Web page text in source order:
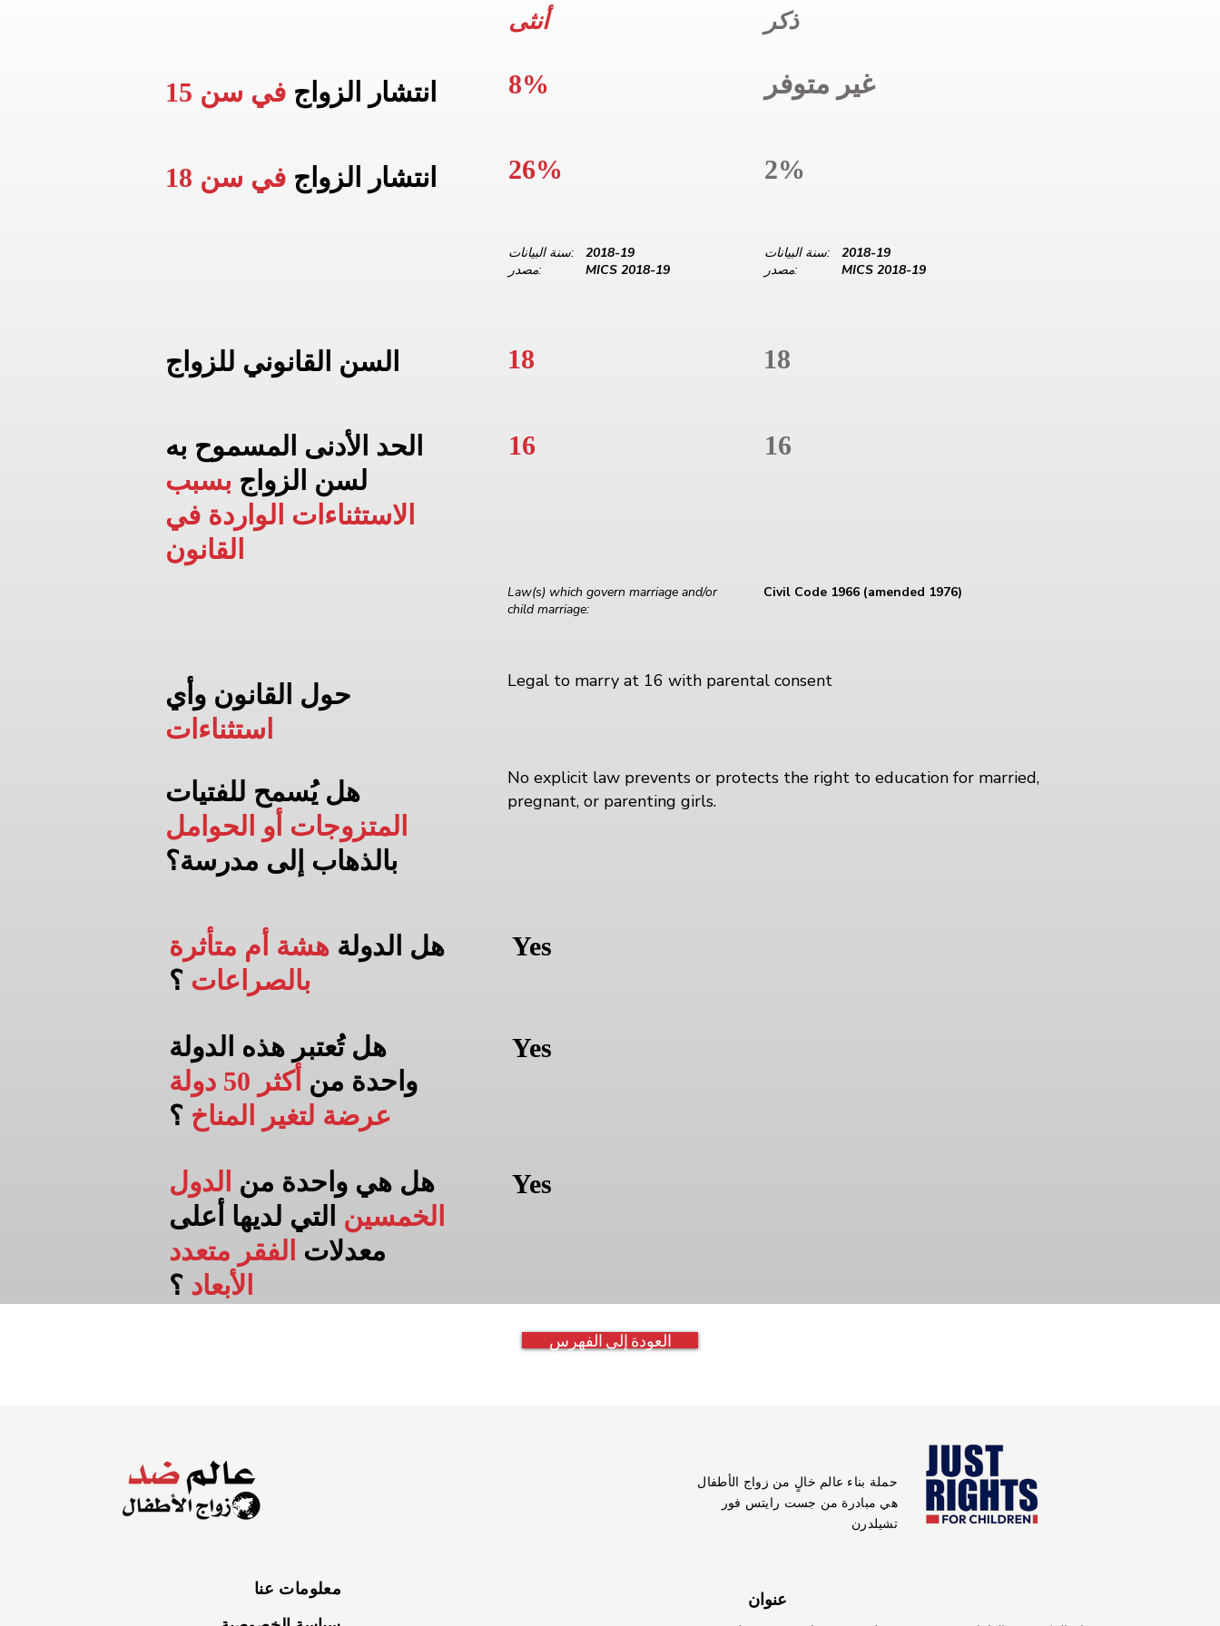
انتشار الزواج في سن 15
أنثى
8%
ذكر
غير متوفر
انتشار الزواج في سن 18 26% 2%
سنة البيانات:
2018-19
مصدر:
MICS 2018-19
سنة البيانات:
2018-19
مصدر:
MICS 2018-19
السن القانوني للزواج 18 18
الحد الأدنى المسموح به
لسن الزواج بسبب
الاستثناءات الواردة في
القانون
16 16
Law(s) which govern marriage and/or
child marriage:
Civil Code 1966 (amended 1976)
حول القانون وأي
استثناءات
Legal to marry at 16 with parental consent
هل يُسمح للفتيات
المتزوجات أو الحوامل
بالذهاب إلى مدرسة؟
No explicit law prevents or protects the right to education for married,
pregnant, or parenting girls.
هل الدولة هشة أم متأثرة
بالصراعات ؟
Yes
هل تُعتبر هذه الدولة
واحدة من
أكثر 50 دولة
عرضة لتغير المناخ ؟
Yes
هل هي واحدة من الدول
الخمسين التي لديها أعلى
معدلات الفقر متعدد
الأبعاد ؟
Yes
العودة إلى الفهرس
معلومات عنا
حملة بناء عالم خالٍ من زواج الأطفال
هي مبادرة من جست رايتس فور
تشيلدرن
عنوان